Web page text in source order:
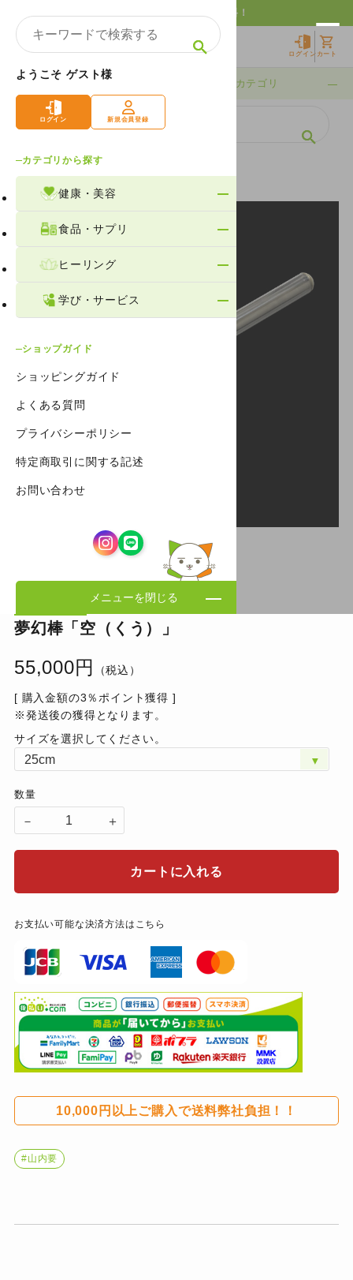
10,000円以上購入で送料無料！
ログイン カート
期間限定 カテゴリ
ようこそ ゲスト様
ログイン 新規会員登録
カテゴリから探す
健康・美容
食品・サプリ
ヒーリング
学び・サービス
ショップガイド
ショッピングガイド
よくある質問
プライバシーポリシー
特定商取引に関する記述
お問い合わせ
メニューを閉じる
ホーム 製品情報 健康・美容
夢幻棒「空（くう）」
55,000円 （税込）
[ 購入金額の3％ポイント獲得 ]
※発送後の獲得となります。
サイズを選択してください。
数量
－ ＋
カートに入れる
お支払い可能な決済方法はこちら
10,000円以上ご購入で送料弊社負担！！
#山内要